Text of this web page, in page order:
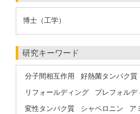
博士（工学）
研究キーワード
分子間相互作用
好熱菌タンパク質
リフォールディング
プレフォルデ
変性タンパク質
シャペロニン
ア